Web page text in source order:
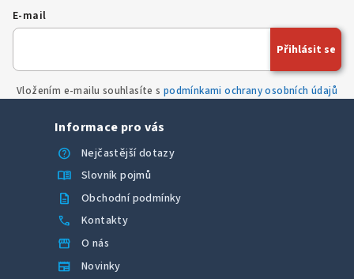
E-mail
Vložením e-mailu souhlasíte s podmínkami ochrany osobních údajů
Přihlásit se
Informace pro vás
help
Nejčastější dotazy
menu_book Slovník pojmů
description Obchodní podmínky
call Kontakty
storefront O nás
newspaper Novinky